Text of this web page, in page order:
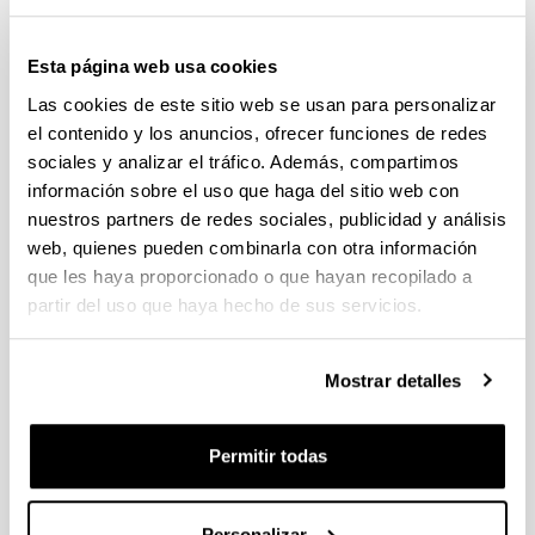
Esta página web usa cookies
Las cookies de este sitio web se usan para personalizar
el contenido y los anuncios, ofrecer funciones de redes
sociales y analizar el tráfico. Además, compartimos
información sobre el uso que haga del sitio web con
nuestros partners de redes sociales, publicidad y análisis
web, quienes pueden combinarla con otra información
que les haya proporcionado o que hayan recopilado a
partir del uso que haya hecho de sus servicios.
Mostrar detalles
Permitir todas
Hizkuntzalaritza eta Euskal Ikasketak Saila (HEIS) 2003.
urtean sortu zen oraingo egiturarekin. Bi jakintza-arlo
ditu barruan: Euskal Filologia eta Hizkuntzalaritza
Orokorra. Bere egoitza UPV/EHUko Letren Fakultatean
dago.
Publicador de contenidos
Mateo González: «El desarrollo de contenedores de
Mamés